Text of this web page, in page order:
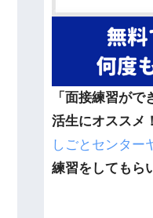
「面接練習が
活生にオススメ
しごとセンター
練習をしてもら